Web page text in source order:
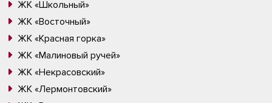
ЖК «Школьный»
ЖК «Восточный»
ЖК «Красная горка»
ЖК «Малиновый ручей»
ЖК «Некрасовский»
ЖК «Лермонтовский»